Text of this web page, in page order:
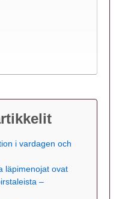
i vardagen och
läpimenojat ovat
–